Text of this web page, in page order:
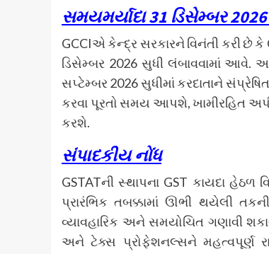
સમયમર્યાદા 31 ડિસેમ્બર
GCCIએ કેન્દ્ર સરકારને વિનંતી કરી છે
ડિસેમ્બર 2026 સુધી લંબાવવામાં
સપ્ટેમ્બર 2026 સુધીમાં કરદાતાને
કરવા પૂરતો સમય આપશે, ખામીરહિત
કરશે.
સંપાદકીય નોંધ
GSTATની સ્થાપના GST કાયદા હેઠળ
પ્રારંભિક તબક્કામાં ઊભી થયેલી
વ્યાવહારિક અને સમયોચિત ગણાવી
અને ટેક્સ પ્રોફેશનલ્સને મહત્વપૂર્ણ